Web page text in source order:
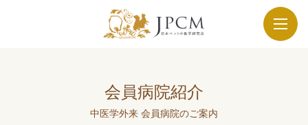
会員病院紹介
中医学外来 会員病院のご案内